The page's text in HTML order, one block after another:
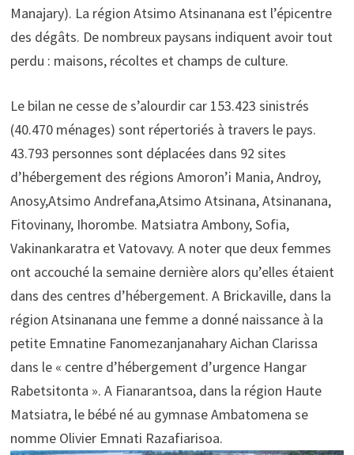
Manajary). La région Atsimo Atsinanana est l’épicentre
des dégâts. De nombreux paysans indiquent avoir tout
perdu : maisons, récoltes et champs de culture.
Le bilan ne cesse de s’alourdir car 153.423 sinistrés
(40.470 ménages) sont répertoriés à travers le pays.
43.793 personnes sont déplacées dans 92 sites
d’hébergement des régions Amoron’i Mania, Androy,
Anosy,Atsimo Andrefana,Atsimo Atsinana, Atsinanana,
Fitovinany, Ihorombe. Matsiatra Ambony, Sofia,
Vakinankaratra et Vatovavy. A noter que deux femmes
ont accouché la semaine dernière alors qu’elles étaient
dans des centres d’hébergement. A Brickaville, dans la
région Atsinanana une femme a donné naissance à la
petite Emnatine Fanomezanjanahary Aichan Clarissa
dans le « centre d’hébergement d’urgence Hangar
Rabetsitonta ». A Fianarantsoa, dans la région Haute
Matsiatra, le bébé né au gymnase Ambatomena se
nomme Olivier Emnati Razafiarisoa.